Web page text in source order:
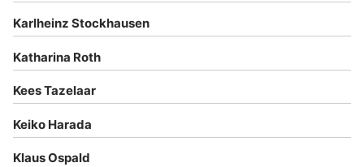
Karlheinz Stockhausen
Katharina Roth
Kees Tazelaar
Keiko Harada
Klaus Ospald